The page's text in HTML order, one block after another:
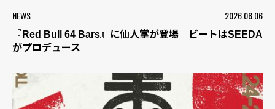
NEWS 2026.08.06
『Red Bull 64 Bars』に仙人掌が登場 ビートはSEEDA
がプロデュース